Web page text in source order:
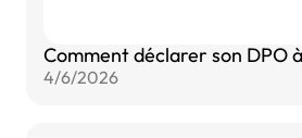
Comment déclarer son DPO
4/6/2026